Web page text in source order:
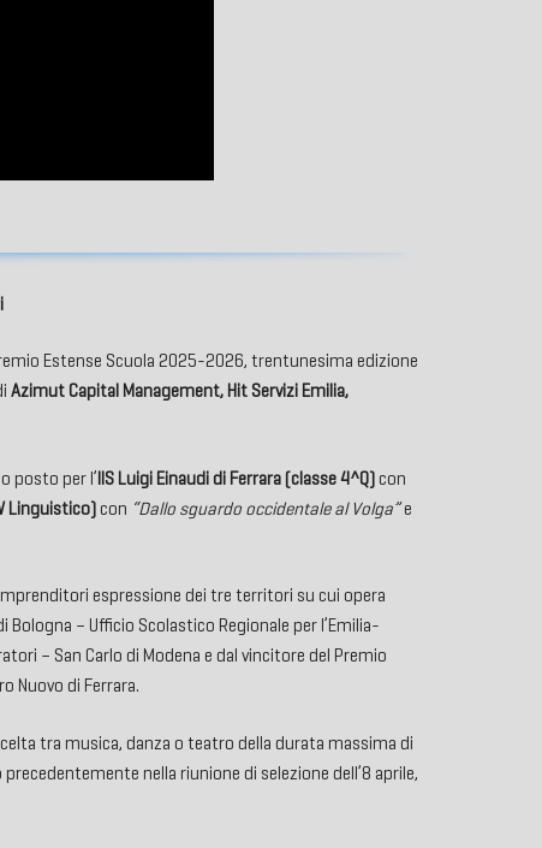
Estense Scuola 2025-2026, trentunesima edizione
Azimut Capital Management, Hit Servizi Emilia,
posto per l’IIS Luigi Einaudi di Ferrara (classe 4^Q) con
Linguistico) con “Dallo sguardo occidentale al Volga”e
espressione dei tre territori su cui opera
Bologna – Ufficio Scolastico Regionale per l’Emilia-
– San Carlo di Modena e dal vincitore del Premio
Nuovo di Ferrara.
tra musica, danza o teatro della durata massima di
nella riunione di selezione dell’8 aprile,